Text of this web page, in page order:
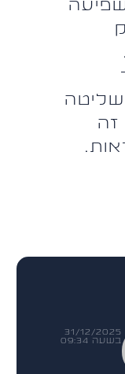
שליטה
זה
31/12/2025
בשעה 09:34